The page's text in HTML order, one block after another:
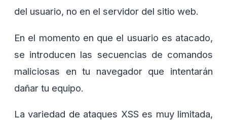
del usuario, no en el servidor del sitio web.
En el momento en que el usuario es atacado,
se introducen las secuencias de comandos
maliciosas en tu navegador que intentarán
dañar tu equipo.
La variedad de ataques XSS es muy limitada,